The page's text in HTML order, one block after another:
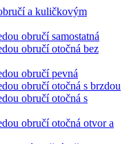
a kuličkovým
obručí samostatná
obručí otočná bez
obručí pevná
obručí otočná s brzdou
obručí otočná s
obručí otočná otvor a